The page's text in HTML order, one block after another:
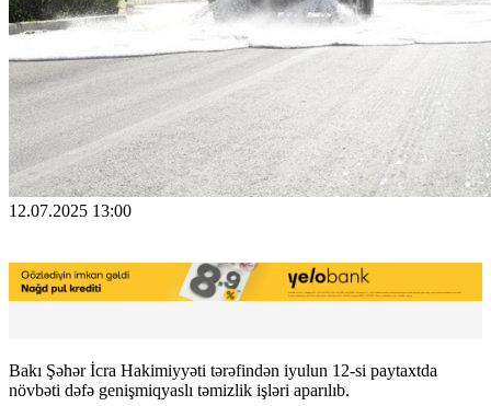
12.07.2025 13:00
Bakı Şəhər İcra Hakimiyyəti tərəfindən iyulun 12-si paytaxtda
növbəti dəfə genişmiqyaslı təmizlik işləri aparılıb.